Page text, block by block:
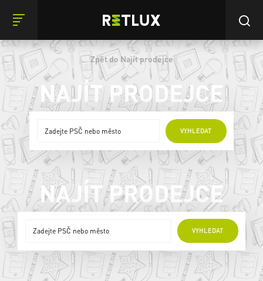
Zpět do Najít prodejce
NAJÍT PRODEJCE
VYHLEDAT
ONLINE PRODEJCI
NAJÍT PRODEJCE
VYHLEDAT
ONLINE PRODEJCI